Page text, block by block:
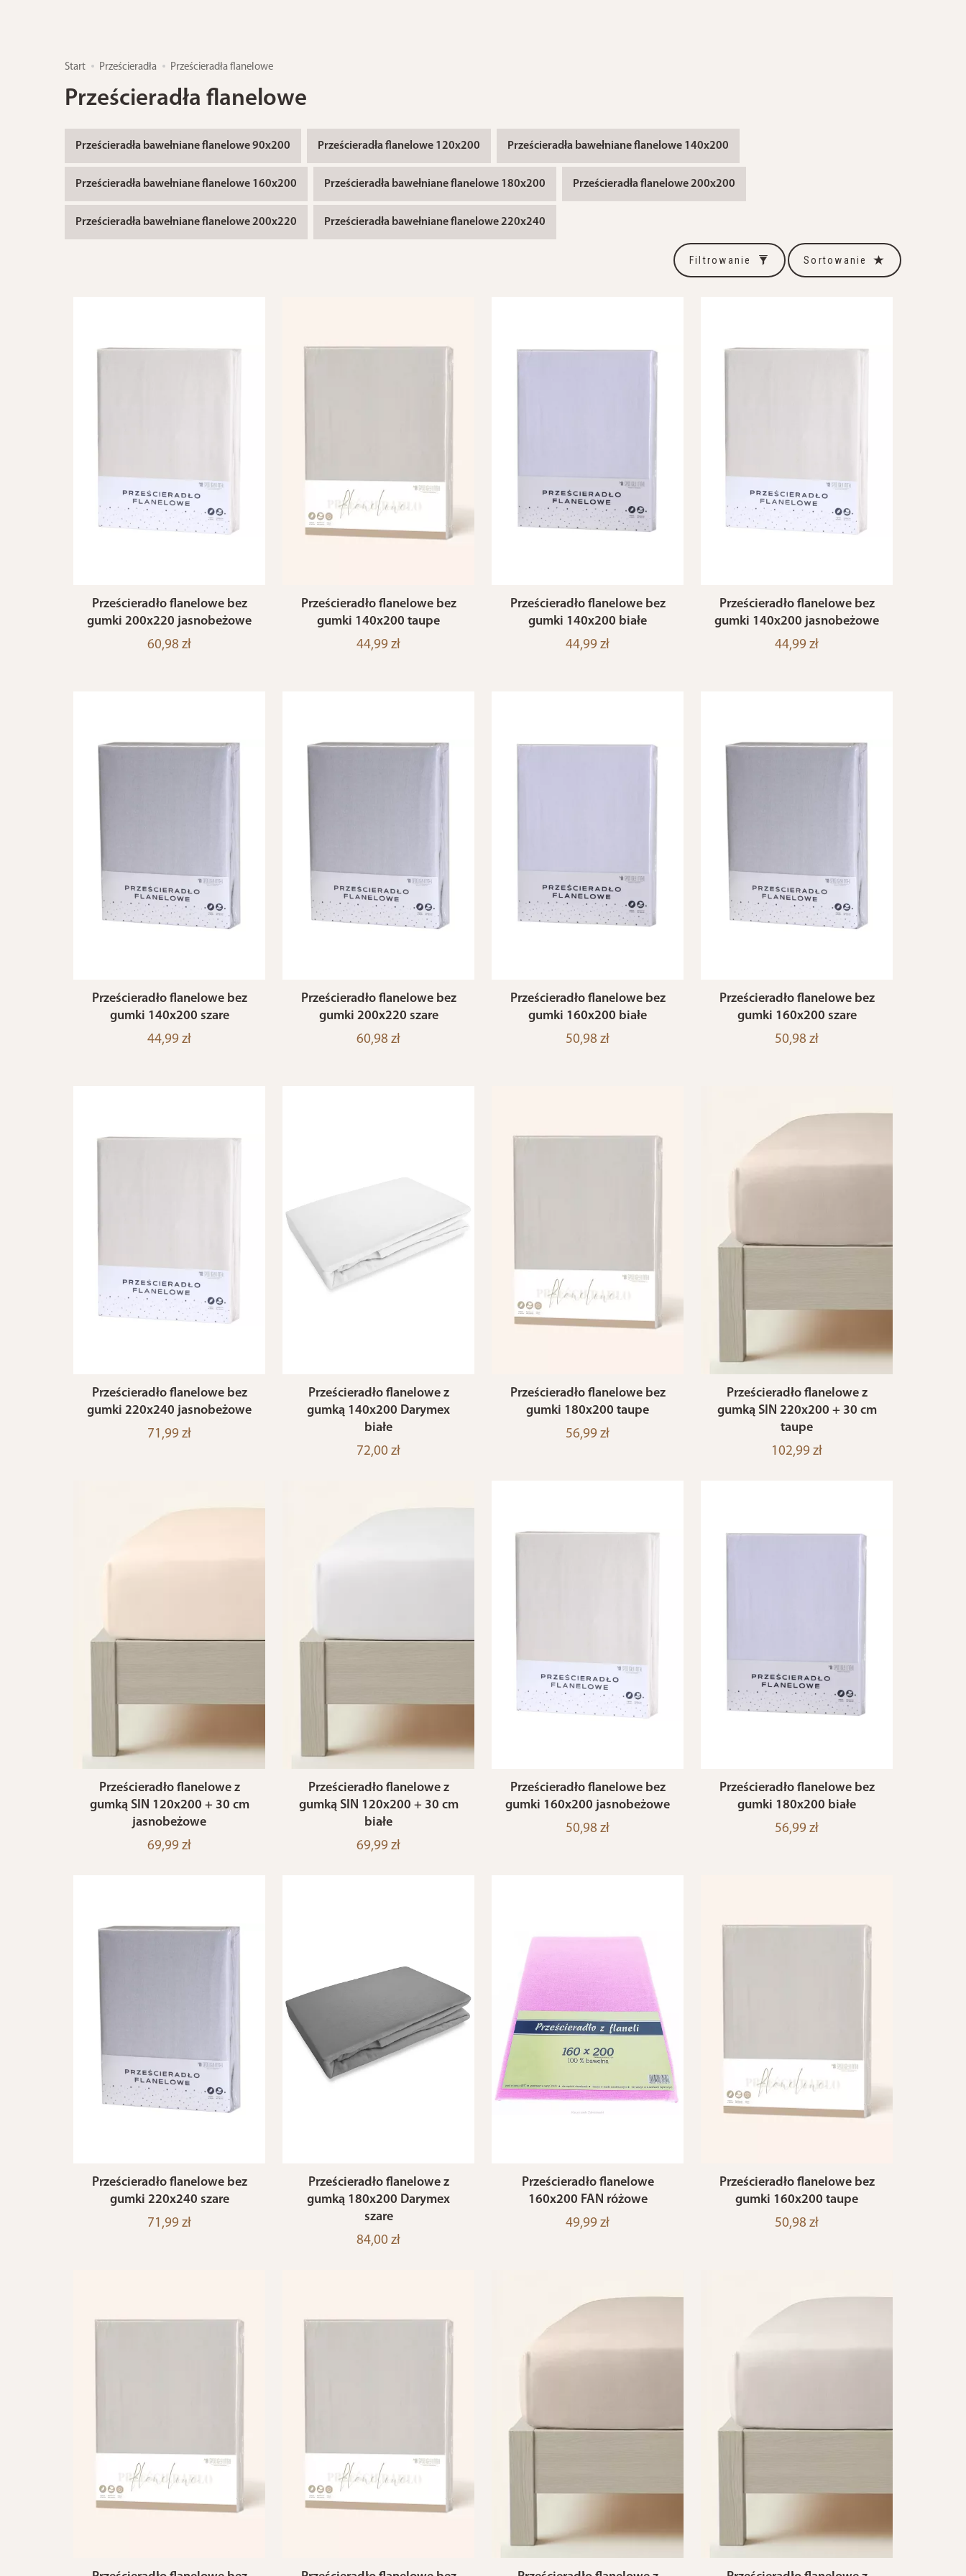
Start Prześcieradła Prześcieradła flanelowe
Prześcieradła flanelowe
Prześcieradła bawełniane flanelowe 90x200 Prześcieradła flanelowe 120x200 Prześcieradła bawełniane flanelowe 140x200
Prześcieradła bawełniane flanelowe 160x200 Prześcieradła bawełniane flanelowe 180x200 Prześcieradła flanelowe 200x200
Prześcieradła bawełniane flanelowe 200x220 Prześcieradła bawełniane flanelowe 220x240
Filtrowanie Sortowanie
Prześcieradło flanelowe bez
gumki 200x220 jasnobeżowe
60,98 zł
Prześcieradło flanelowe bez
gumki 140x200 taupe
44,99 zł
Prześcieradło flanelowe bez
gumki 140x200 białe
44,99 zł
Prześcieradło flanelowe bez
gumki 140x200 jasnobeżowe
44,99 zł
Prześcieradło flanelowe bez
gumki 140x200 szare
44,99 zł
Prześcieradło flanelowe bez
gumki 200x220 szare
60,98 zł
Prześcieradło flanelowe bez
gumki 160x200 białe
50,98 zł
Prześcieradło flanelowe bez
gumki 160x200 szare
50,98 zł
Prześcieradło flanelowe bez
gumki 220x240 jasnobeżowe
71,99 zł
Prześcieradło flanelowe z
gumką 140x200 Darymex
białe
72,00 zł
Prześcieradło flanelowe bez
gumki 180x200 taupe
56,99 zł
Prześcieradło flanelowe z
gumką SIN 220x200 + 30 cm
taupe
102,99 zł
Prześcieradło flanelowe z
gumką SIN 120x200 + 30 cm
jasnobeżowe
69,99 zł
Prześcieradło flanelowe z
gumką SIN 120x200 + 30 cm
białe
69,99 zł
Prześcieradło flanelowe bez
gumki 160x200 jasnobeżowe
50,98 zł
Prześcieradło flanelowe bez
gumki 180x200 białe
56,99 zł
Prześcieradło flanelowe bez
gumki 220x240 szare
71,99 zł
Prześcieradło flanelowe z
gumką 180x200 Darymex
szare
84,00 zł
Prześcieradło flanelowe
160x200 FAN różowe
49,99 zł
Prześcieradło flanelowe bez
gumki 160x200 taupe
50,98 zł